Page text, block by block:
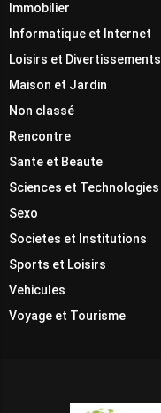
Immobilier
Informatique et Internet
Loisirs et Divertissements
Maison et Jardin
Non classé
Rencontre
Sante et Beaute
Sciences et Technologies
Sexo
Societes et Institutions
Sports et Loisirs
Vehicules
Voyage et Tourisme